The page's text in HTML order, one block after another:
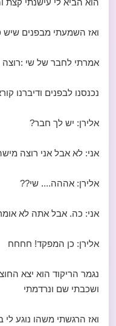
הוא הביא לי עישנתי קצת
ואז השמעתי מבפנים שיש
אמרתי לחבר של שי :רוצה
נכנסנו לבפנים ודיברנו קוראים
אלירן: יש לך חבר?
אני: לא אבל אני רוצה
אלירן: אההה.... שי??
אני: כה. אבל אתה לא
אלירן: כן המפקד! חחחח
נגמר הריקוד הוא יצא
ושכבתי שם ונרדמתי
ואז הרגשתי משהו נוגע